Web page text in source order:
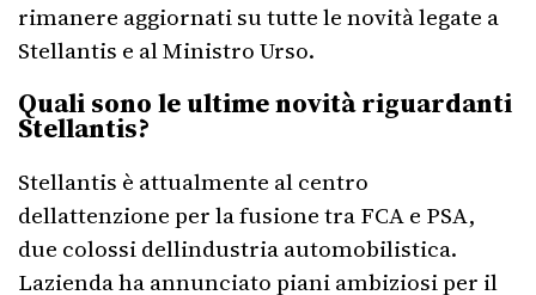
rimanere aggiornati su tutte le novità legate a
Stellantis e al Ministro Urso.
Quali sono le ultime novità riguardanti
Stellantis?
Stellantis è attualmente al centro
dellattenzione per la fusione tra FCA e PSA,
due colossi dellindustria automobilistica.
Lazienda ha annunciato piani ambiziosi per il